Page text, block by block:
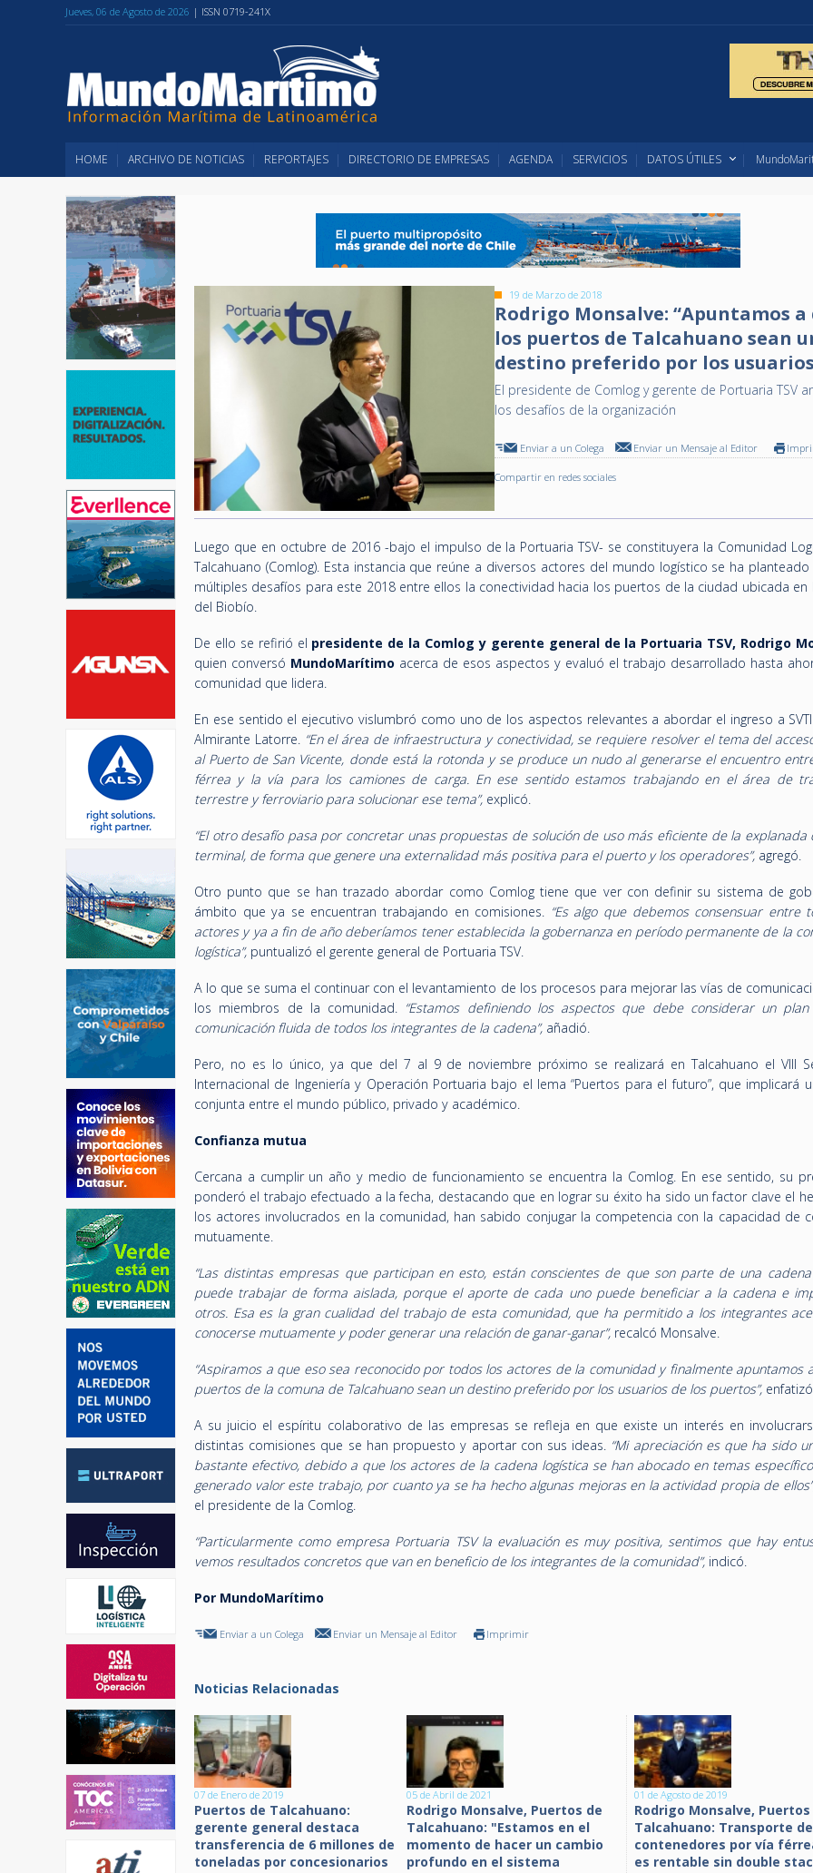
Jueves, 06 de Agosto de 2026 | ISSN 0719-241X
HOME ARCHIVO DE NOTICIAS REPORTAJES DIRECTORIO DE EMPRESAS AGENDA SERVICIOS DATOS ÚTILES
19 de Marzo de 2018
Rodrigo Monsalve: “Apuntamos a
los puertos de Talcahuano sean
destino preferido por los
El presidente de Comlog y gerente de Portuaria TSV
los desafíos de la organización
Enviar a un Colega Enviar un Mensaje al Editor
Compartir en redes sociales
Luego que en octubre de 2016 -bajo el impulso de la Portuaria TSV- se constituyera la Comunidad
Talcahuano (Comlog). Esta instancia que reúne a diversos actores del mundo logístico se ha
múltiples desafíos para este 2018 entre ellos la conectividad hacia los puertos de la ciudad ubicada en
del Biobío.
De ello se refirió el presidente de la Comlog y gerente general de la Portuaria TSV, Rodrigo
quien conversó MundoMarítimo acerca de esos aspectos y evaluó el trabajo desarrollado hasta
comunidad que lidera.
En ese sentido el ejecutivo vislumbró como uno de los aspectos relevantes a abordar el ingreso a
Almirante Latorre. “En el área de infraestructura y conectividad, se requiere resolver el tema del
al Puerto de San Vicente, donde está la rotonda y se produce un nudo al generarse el encuentro
férrea y la vía para los camiones de carga. En ese sentido estamos trabajando en el área de
terrestre y ferroviario para solucionar ese tema”, explicó.
“El otro desafío pasa por concretar unas propuestas de solución de uso más eficiente de la explanada
terminal, de forma que genere una externalidad más positiva para el puerto y los operadores”, agregó.
Otro punto que se han trazado abordar como Comlog tiene que ver con definir su sistema de
ámbito que ya se encuentran trabajando en comisiones. “Es algo que debemos consensuar entre
actores y ya a fin de año deberíamos tener establecida la gobernanza en período permanente de la
logística”, puntualizó el gerente general de Portuaria TSV.
A lo que se suma el continuar con el levantamiento de los procesos para mejorar las vías de
los miembros de la comunidad. “Estamos definiendo los aspectos que debe considerar un
comunicación fluida de todos los integrantes de la cadena”, añadió.
Pero, no es lo único, ya que del 7 al 9 de noviembre próximo se realizará en Talcahuano el VIII
Internacional de Ingeniería y Operación Portuaria bajo el lema “Puertos para el futuro”, que implicará
conjunta entre el mundo público, privado y académico.
Confianza mutua
Cercana a cumplir un año y medio de funcionamiento se encuentra la Comlog. En ese sentido, su
ponderó el trabajo efectuado a la fecha, destacando que en lograr su éxito ha sido un factor clave el
los actores involucrados en la comunidad, han sabido conjugar la competencia con la capacidad de
mutuamente.
“Las distintas empresas que participan en esto, están conscientes de que son parte de una
puede trabajar de forma aislada, porque el aporte de cada uno puede beneficiar a la cadena e
otros. Esa es la gran cualidad del trabajo de esta comunidad, que ha permitido a los integrantes
conocerse mutuamente y poder generar una relación de ganar-ganar”, recalcó Monsalve.
“Aspiramos a que eso sea reconocido por todos los actores de la comunidad y finalmente apuntamos
puertos de la comuna de Talcahuano sean un destino preferido por los usuarios de los puertos”,
A su juicio el espíritu colaborativo de las empresas se refleja en que existe un interés en
distintas comisiones que se han propuesto y aportar con sus ideas. “Mi apreciación es que ha sido
bastante efectivo, debido a que los actores de la cadena logística se han abocado en temas
generado valor este trabajo, por cuanto ya se ha hecho algunas mejoras en la actividad propia de
el presidente de la Comlog.
“Particularmente como empresa Portuaria TSV la evaluación es muy positiva, sentimos que hay
vemos resultados concretos que van en beneficio de los integrantes de la comunidad”, indicó.
Por MundoMarítimo
Enviar a un Colega Enviar un Mensaje al Editor Imprimir
Noticias Relacionadas
07 de Enero de 2019
Puertos de Talcahuano:
gerente general destaca
transferencia de 6 millones de
toneladas por concesionarios
05 de Abril de 2021
Rodrigo Monsalve, Puertos de
Talcahuano: "Estamos en el
momento de hacer un cambio
profundo en el sistema
01 de Agosto de 2019
Rodrigo Monsalve, Puertos
Talcahuano: Transporte de
contenedores por vía
es rentable sin double